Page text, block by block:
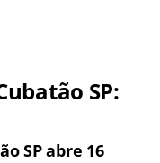
SP:
SP abre 16